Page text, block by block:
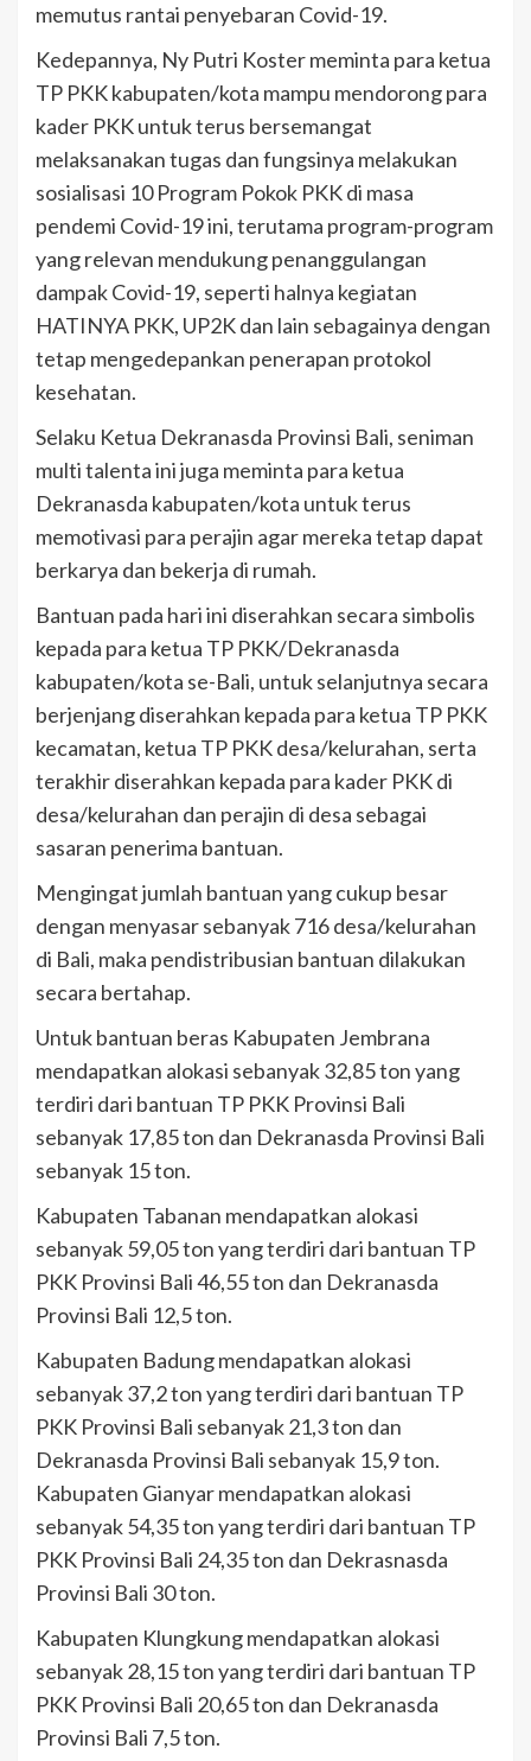
memutus rantai penyebaran Covid-19.
Kedepannya, Ny Putri Koster meminta para ketua
TP PKK kabupaten/kota mampu mendorong para
kader PKK untuk terus bersemangat
melaksanakan tugas dan fungsinya melakukan
sosialisasi 10 Program Pokok PKK di masa
pendemi Covid-19 ini, terutama program-program
yang relevan mendukung penanggulangan
dampak Covid-19, seperti halnya kegiatan
HATINYA PKK, UP2K dan lain sebagainya dengan
tetap mengedepankan penerapan protokol
kesehatan.
Selaku Ketua Dekranasda Provinsi Bali, seniman
multi talenta ini juga meminta para ketua
Dekranasda kabupaten/kota untuk terus
memotivasi para perajin agar mereka tetap dapat
berkarya dan bekerja di rumah.
Bantuan pada hari ini diserahkan secara simbolis
kepada para ketua TP PKK/Dekranasda
kabupaten/kota se-Bali, untuk selanjutnya secara
berjenjang diserahkan kepada para ketua TP PKK
kecamatan, ketua TP PKK desa/kelurahan, serta
terakhir diserahkan kepada para kader PKK di
desa/kelurahan dan perajin di desa sebagai
sasaran penerima bantuan.
Mengingat jumlah bantuan yang cukup besar
dengan menyasar sebanyak 716 desa/kelurahan
di Bali, maka pendistribusian bantuan dilakukan
secara bertahap.
Untuk bantuan beras Kabupaten Jembrana
mendapatkan alokasi sebanyak 32,85 ton yang
terdiri dari bantuan TP PKK Provinsi Bali
sebanyak 17,85 ton dan Dekranasda Provinsi Bali
sebanyak 15 ton.
Kabupaten Tabanan mendapatkan alokasi
sebanyak 59,05 ton yang terdiri dari bantuan TP
PKK Provinsi Bali 46,55 ton dan Dekranasda
Provinsi Bali 12,5 ton.
Kabupaten Badung mendapatkan alokasi
sebanyak 37,2 ton yang terdiri dari bantuan TP
PKK Provinsi Bali sebanyak 21,3 ton dan
Dekranasda Provinsi Bali sebanyak 15,9 ton.
Kabupaten Gianyar mendapatkan alokasi
sebanyak 54,35 ton yang terdiri dari bantuan TP
PKK Provinsi Bali 24,35 ton dan Dekrasnasda
Provinsi Bali 30 ton.
Kabupaten Klungkung mendapatkan alokasi
sebanyak 28,15 ton yang terdiri dari bantuan TP
PKK Provinsi Bali 20,65 ton dan Dekranasda
Provinsi Bali 7,5 ton.